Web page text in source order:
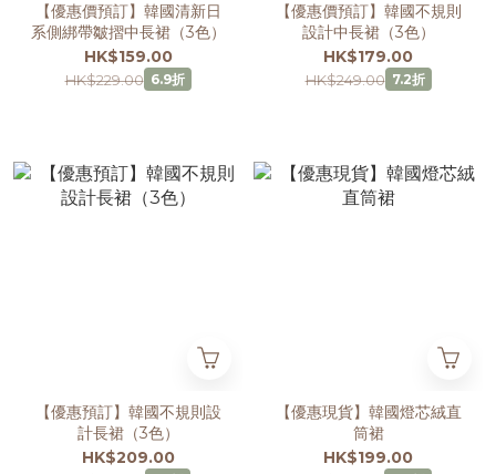
【優惠價預訂】韓國清新日
系側綁帶皺摺中長裙（3色）
HK$159.00
HK$229.00 6.9折
【優惠價預訂】韓國不規則
設計中長裙（3色）
HK$179.00
HK$249.00 7.2折
【優惠預訂】韓國不規則設
計長裙（3色）
HK$209.00
【優惠現貨】韓國燈芯絨直
筒裙
HK$199.00